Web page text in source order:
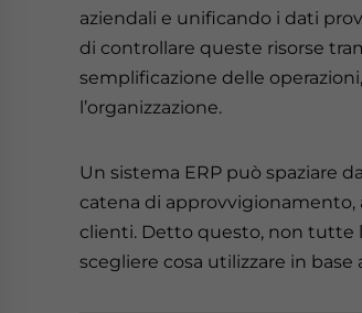
aziendali e unificando i dati
di controllare queste risorse
semplificazione delle
l’organizzazione.
Un sistema ERP può spaziare
catena di approvvigionamento,
clienti. Detto questo, non tutte
scegliere cosa utilizzare in